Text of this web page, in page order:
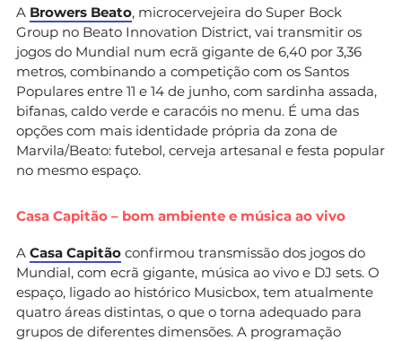
A Browers Beato, microcervejeira do Super Bock
Group no Beato Innovation District, vai transmitir os
jogos do Mundial num ecrã gigante de 6,40 por 3,36
metros, combinando a competição com os Santos
Populares entre 11 e 14 de junho, com sardinha assada,
bifanas, caldo verde e caracóis no menu. É uma das
opções com mais identidade própria da zona de
Marvila/Beato: futebol, cerveja artesanal e festa popular
no mesmo espaço.
Casa Capitão – bom ambiente e música ao vivo
A Casa Capitão confirmou transmissão dos jogos do
Mundial, com ecrã gigante, música ao vivo e DJ sets. O
espaço, ligado ao histórico Musicbox, tem atualmente
quatro áreas distintas, o que o torna adequado para
grupos de diferentes dimensões. A programação